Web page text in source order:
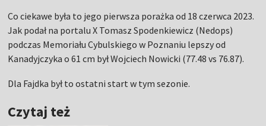
Co ciekawe była to jego pierwsza porażka od 18 czerwca 2023.
Jak podał na portalu X Tomasz Spodenkiewicz (Nedops)
podczas Memoriału Cybulskiego w Poznaniu lepszy od
Kanadyjczyka o 61 cm był Wojciech Nowicki (77.48 vs 76.87).
Dla Fajdka był to ostatni start w tym sezonie.
Czytaj też